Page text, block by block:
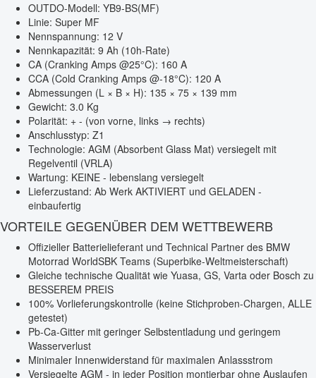
OUTDO-Modell: YB9-BS(MF)
Linie: Super MF
Nennspannung: 12 V
Nennkapazität: 9 Ah (10h-Rate)
CA (Cranking Amps @25°C): 160 A
CCA (Cold Cranking Amps @-18°C): 120 A
Abmessungen (L × B × H): 135 × 75 × 139 mm
Gewicht: 3.0 Kg
Polarität: + - (von vorne, links → rechts)
Anschlusstyp: Z1
Technologie: AGM (Absorbent Glass Mat) versiegelt mit
Regelventil (VRLA)
Wartung: KEINE - lebenslang versiegelt
Lieferzustand: Ab Werk AKTIVIERT und GELADEN -
einbaufertig
VORTEILE GEGENÜBER DEM WETTBEWERB
Offizieller Batterielieferant und Technical Partner des BMW
Motorrad WorldSBK Teams (Superbike-Weltmeisterschaft)
Gleiche technische Qualität wie Yuasa, GS, Varta oder Bosch zu
BESSEREM PREIS
100% Vorlieferungskontrolle (keine Stichproben-Chargen, ALLE
getestet)
Pb-Ca-Gitter mit geringer Selbstentladung und geringem
Wasserverlust
Minimaler Innenwiderstand für maximalen Anlassstrom
Versiegelte AGM - in jeder Position montierbar ohne Auslaufen